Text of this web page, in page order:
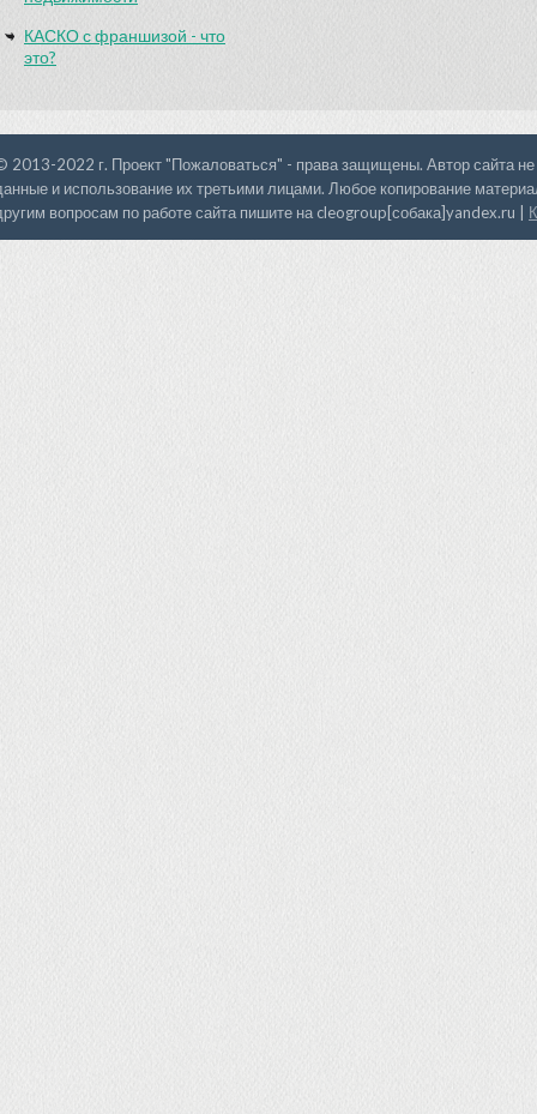
КАСКО с франшизой - что
это?
2013-2022 г. Проект "Пожаловаться" - права защищены. Автор сайта не
и использование их третьими лицами. Любое копирование
вопросам по работе сайта пишите на cleogroup[собака]yandex.ru |